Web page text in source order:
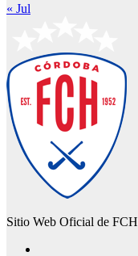
« Jul
Sitio Web Oficial de FCH